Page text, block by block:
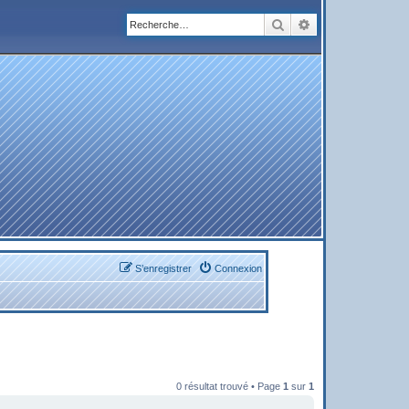
Rechercher
Connexion
S’enregistrer
0 résultat trouvé • Page 1 sur 1